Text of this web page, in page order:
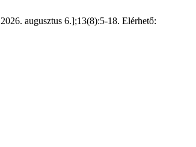
augusztus 6.];13(8):5-18. Elérhető: